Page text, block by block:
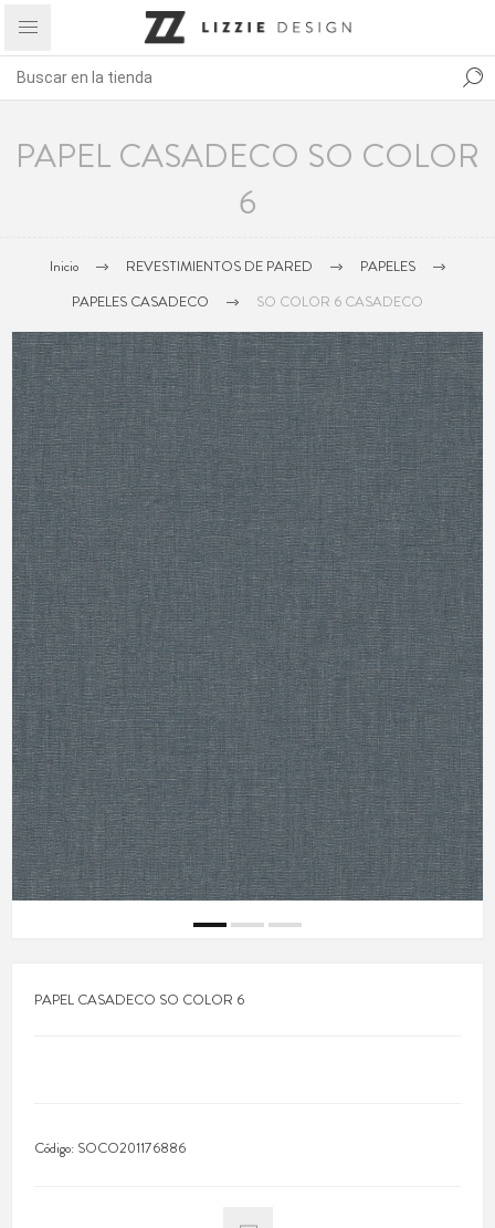
PAPEL CASADECO SO COLOR
6
Inicio REVESTIMIENTOS DE PARED
PAPELES
PAPELES CASADECO
SO COLOR 6 CASADECO
PAPEL CASADECO SO COLOR 6
Código: SOCO201176886